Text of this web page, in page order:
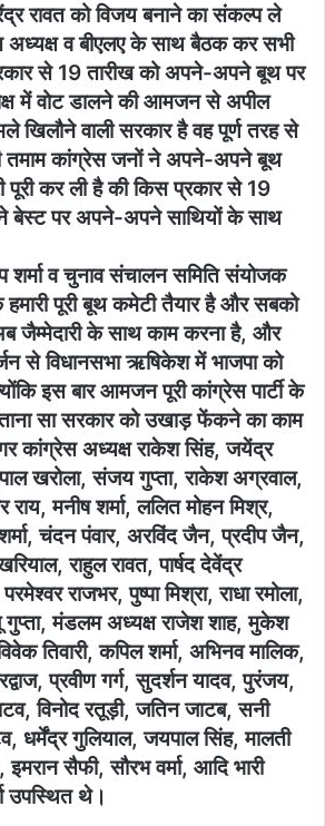
रावत को विजय बनाने का संकल्प ले
व बीएलए के साथ बैठक कर सभी
से 19 तारीख को अपने-अपने बूथ पर
में वोट डालने की आमजन से अपील
खिलौने वाली सरकार है वह पूर्ण तरह से
तमाम कांग्रेस जनों ने अपने-अपने बूथ
पूरी कर ली है की किस प्रकार से 19
बेस्ट पर अपने-अपने साथियों के साथ
शर्मा व चुनाव संचालन समिति संयोजक
पूरी बूथ कमेटी तैयार है और सबको
जैम्मेदारी के साथ काम करना है, और
से विधानसभा ऋषिकेश में भाजपा को
इस बार आमजन पूरी कांग्रेस पार्टी के
सा सरकार को उखाड़ फेंकने का काम
कांग्रेस अध्यक्ष राकेश सिंह, जयेंद्र
खरोला, संजय गुप्ता, राकेश अग्रवाल,
राय, मनीष शर्मा, ललित मोहन मिश्र,
चंदन पंवार, अरविंद जैन, प्रदीप जैन,
राहुल रावत, पार्षद देवेंद्र
राजभर, पुष्पा मिश्रा, राधा रमोला,
गुप्ता, मंडलम अध्यक्ष राजेश शाह, मुकेश
तिवारी, कपिल शर्मा, अभिनव मालिक,
प्रवीण गर्ग, सुदर्शन यादव, पुरंजय,
विनोद रतूड़ी, जतिन जाटब, सनी
धर्मेंद्र गुलियाल, जयपाल सिंह, मालती
इमरान सैफी, सौरभ वर्मा, आदि भारी
उपस्थित थे।